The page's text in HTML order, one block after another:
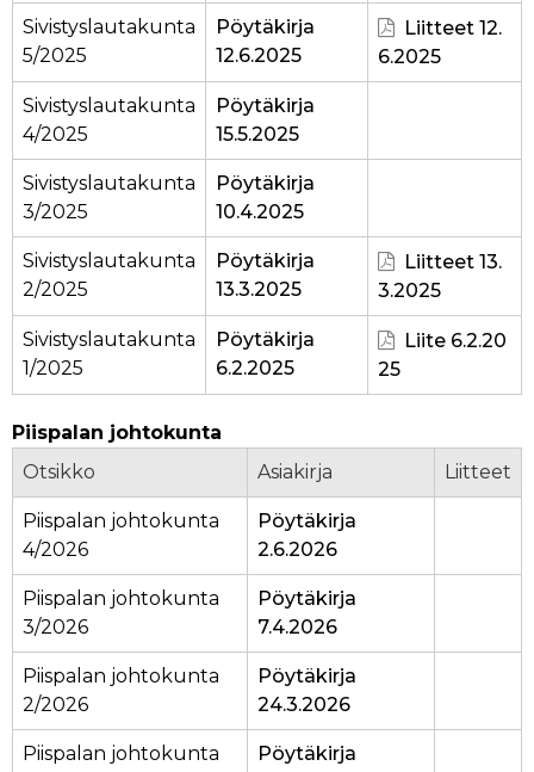
Sivistyslautakunta
5/2025
Pöytäkirja
12.6.2025
Liitteet 12.
6.2025
Sivistyslautakunta
4/2025
Pöytäkirja
15.5.2025
Sivistyslautakunta
3/2025
Pöytäkirja
10.4.2025
Sivistyslautakunta
2/2025
Pöytäkirja
13.3.2025
Liitteet 13.
3.2025
Sivistyslautakunta
1/2025
Pöytäkirja
6.2.2025
Liite 6.2.20
25
Piispalan johtokunta
Otsikko
Asiakirja Liitteet
Piispalan johtokunta
4/2026
Pöytäkirja
2.6.2026
Piispalan johtokunta
3/2026
Pöytäkirja
7.4.2026
Piispalan johtokunta
2/2026
Pöytäkirja
24.3.2026
Piispalan johtokunta
Pöytäkirja